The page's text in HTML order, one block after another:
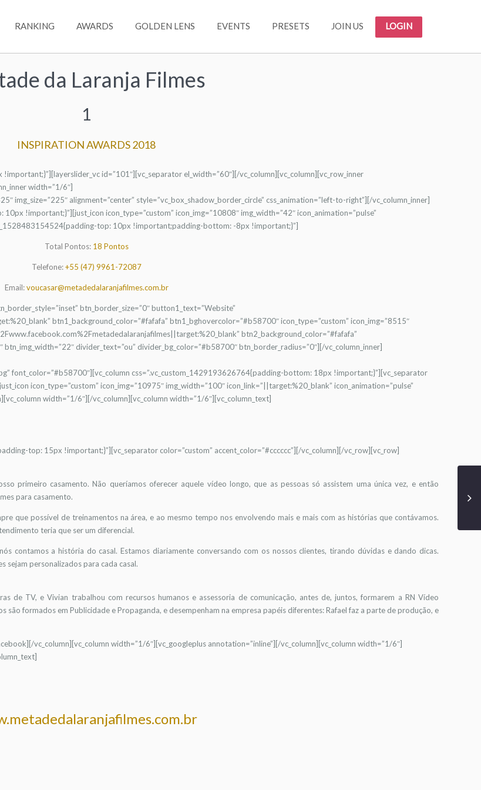
RANKING AWARDS GOLDEN LENS EVENTS PRESETS JOIN US LOGIN
da Laranja Filmes
1
INSPIRATION AWARDS 2018
id=”101″][vc_separator el_width=”60″][/vc_column][vc_column][vc_row_inner
width=”1/6″]
img_size=”225″ alignment=”center” style=”vc_box_shadow_border_circle” css_animation=”left-to-right”][/vc_column_inner]
!important;}”][just_icon icon_type=”custom” icon_img=”10808″ img_width=”42″ icon_animation=”pulse”
top: 10px !important;padding-bottom: -8px !important;}”]
Total Pontos:18 Pontos
Telefone:+55 (47) 9961-72087
Email:voucasar@metadedalaranjafilmes.com.br
btn_border_size=”0″ button1_text=”Website”
btn1_background_color=”#fafafa” btn1_bghovercolor=”#b58700″ icon_type=”custom” icon_img=”8515″
btn2_background_color=”#fafafa”
divider_text=”ou” divider_bg_color=”#b58700″ btn_border_radius=”0″][/vc_column_inner]
font_color=”#b58700″][vc_column css=”.vc_custom_1429193626764{padding-bottom: 18px !important;}”][vc_separator
icon_type=”custom” icon_img=”10975″ img_width=”100″ icon_link=”||target:%20_blank” icon_animation=”pulse”
width=”1/6″][/vc_column][vc_column width=”1/6″][vc_column_text]
top: 15px !important;}”][vc_separator color=”custom” accent_color=”#cccccc”][/vc_column][/vc_row][vc_row]
primeiro casamento. Não queríamos oferecer aquele vídeo longo, que as pessoas só assistem uma única vez, e então
para casamento.
que possível de treinamentos na área, e ao mesmo tempo nos envolvendo mais e mais com as histórias que contávamos.
teria que ser um diferencial.
contamos a história do casal. Estamos diariamente conversando com os nossos clientes, tirando dúvidas e dando dicas.
sejam personalizados para cada casal.
de TV, e Vivian trabalhou com recursos humanos e assessoria de comunicação, antes de, juntos, formarem a RN Vídeo
são formados em Publicidade e Propaganda, e desempenham na empresa papéis diferentes: Rafael faz a parte de produção, e
vc_column][vc_column width=”1/6″][vc_googleplus annotation=”inline”][/vc_column][vc_column width=”1/6″]